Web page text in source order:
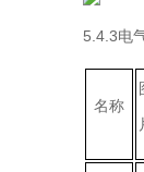
5.4.3电
名称